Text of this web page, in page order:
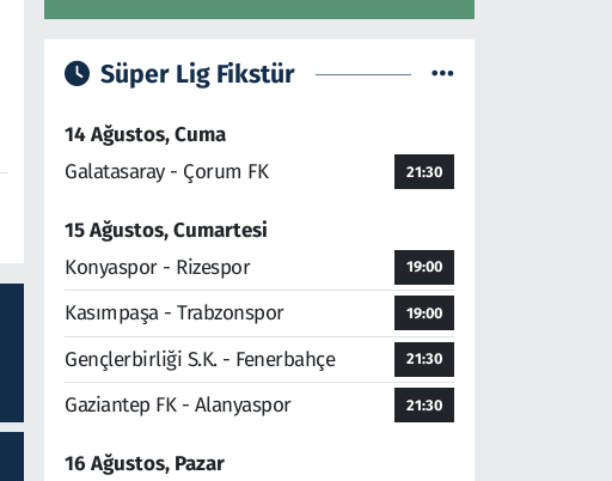
Süper Lig Fikstür
14 Ağustos, Cuma
Galatasaray - Çorum FK
21:30
15 Ağustos, Cumartesi
Konyaspor - Rizespor
19:00
Kasımpaşa - Trabzonspor 19:00
Gençlerbirliği S.K. - Fenerbahçe 21:30
Gaziantep FK - Alanyaspor 21:30
16 Ağustos, Pazar